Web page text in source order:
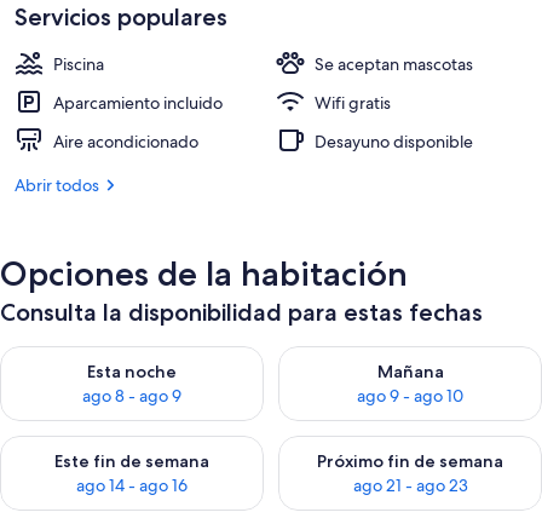
Senderismo
Servicios populares
Piscina
Se aceptan mascotas
Aparcamiento incluido
Wifi gratis
Aire acondicionado
Desayuno disponible
Abrir todos
Opciones de la habitación
Consulta la disponibilidad para estas fechas
Esta noche
ago 8 - ago 9
Consulta la disponibilidad para esta noche, ago 8 - ago 9
Mañana
ago 9 - ago 10
Consulta la disponibilidad
Este fin de semana
ago 14 - ago 16
Consulta la disponibilidad para este fin de semana, ago 14 -
Próximo fin de semana
ago 21 - ago 23
Consulta la disponibilidad